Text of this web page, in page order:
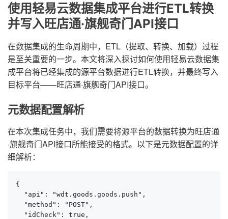
使用轻易云数据集成平台进行ETL转换
并写入旺店通·旗舰奇门API接口
在数据集成的生命周期中，ETL（提取、转换、加载）过程
是至关重要的一步。本文将深入探讨如何使用轻易云数据集
成平台将已经集成的源平台数据进行ETL转换，并最终写入
目标平台——旺店通·旗舰奇门API接口。
元数据配置解析
在本次集成任务中，我们需要将源平台的数据转换为旺店通
·旗舰奇门API接口所能接受的格式。以下是元数据配置的详
细解析：
{
  "api": "wdt.goods.goods.push",
  "method": "POST",
  "idCheck": true,